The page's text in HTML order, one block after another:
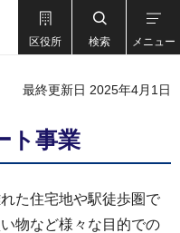
区役所 検索 メニュー
最終更新日 2025年4月1日
ト事業
た住宅地や駅徒歩圏で
物など様々な目的での